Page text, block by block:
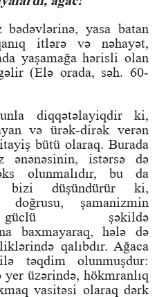
yasa batan
itlərə və nəhayət,
yaşamağa hərisli olan
(Elə orada, səh. 60-
diqqətəlayiqdir ki,
və ürək-dirək verən
bütü olaraq. Burada
istərsə də
olunmalıdır, bu da
bizi düşündürür ki,
doğrusu, şamanizmin
şəkildə
baxmayaraq, hələ də
qalıbdır. Ağaca
təqdim olunmuşdur:
yer üzərində, hökmranlıq
vasitəsi olaraq dərk